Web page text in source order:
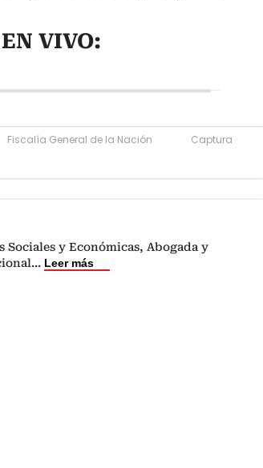
VIVO:
Fiscalía General de la Nación
Captura
y Económicas, Abogada y
... Leer más